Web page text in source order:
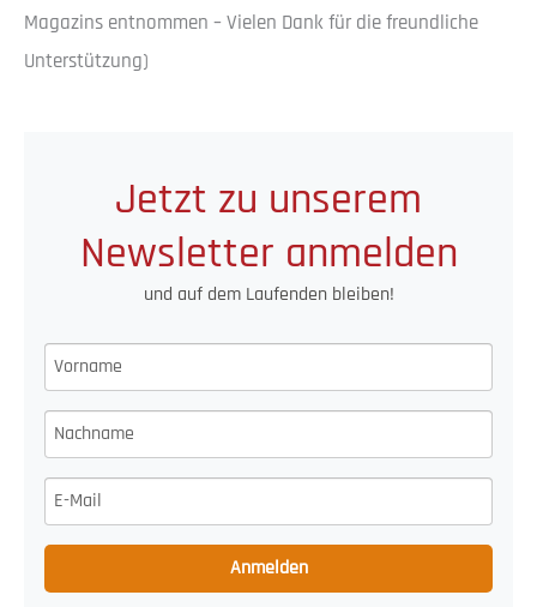
Magazins entnommen – Vielen Dank für die freundliche
Unterstützung)
Jetzt zu unserem
Newsletter anmelden
und auf dem Laufenden bleiben!
Anmelden